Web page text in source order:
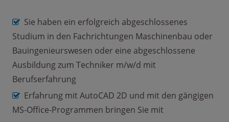
Sie haben ein erfolgreich abgeschlossenes
Studium in den Fachrichtungen Maschinenbau oder
Bauingenieurswesen oder eine abgeschlossene
Ausbildung zum Techniker m/w/d mit
Berufserfahrung
Erfahrung mit AutoCAD 2D und mit den gängigen
MS-Office-Programmen bringen Sie mit